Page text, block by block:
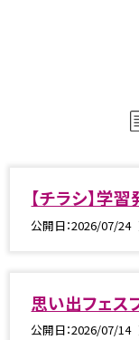
【チラシ】学
公開日 2026/07/24
思い出フェス
公開日 2026/07/14